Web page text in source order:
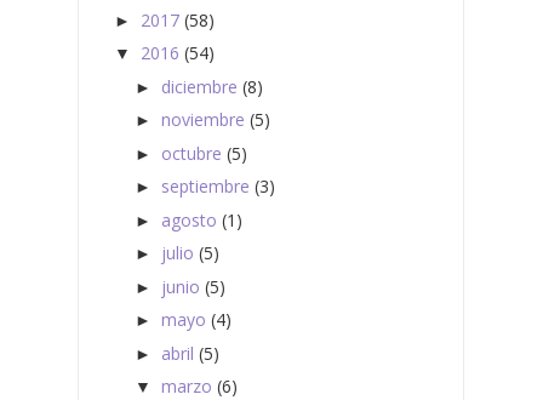
► 2017 (58)
▼ 2016 (54)
► diciembre (8)
► noviembre (5)
► octubre (5)
► septiembre (3)
► agosto (1)
► julio (5)
► junio (5)
► mayo (4)
► abril (5)
▼ marzo (6)